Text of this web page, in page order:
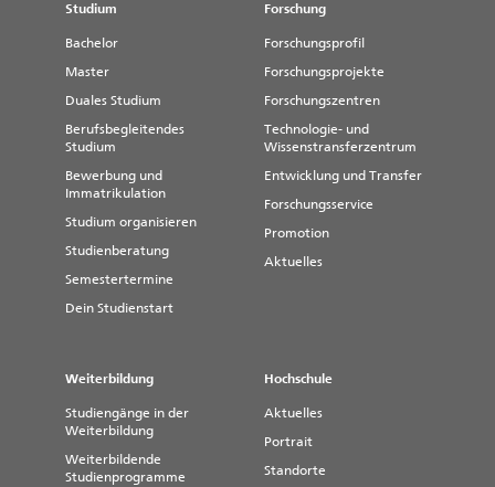
Studium
Bachelor
Master
Duales Studium
Berufsbegleitendes
Studium
Bewerbung und
Immatrikulation
Studium organisieren
Studienberatung
Semestertermine
Dein Studienstart
Forschung
Forschungsprofil
Forschungsprojekte
Forschungszentren
Technologie- und
Wissenstransferzentrum
Entwicklung und Transfer
Forschungsservice
Promotion
Aktuelles
Weiterbildung
Studiengänge in der
Weiterbildung
Weiterbildende
Studienprogramme
Hochschule
Aktuelles
Portrait
Standorte